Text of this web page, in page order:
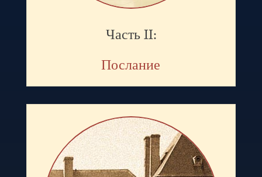
Часть II:
Послание